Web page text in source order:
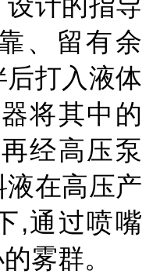
、留有余
打入液体
将其中的
再经高压泵
在高压产
,通过喷嘴
雾群。